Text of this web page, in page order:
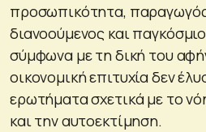
προσωπικότητα,
διανοούμενος και
σύμφωνα με τη δική του
οικονομική επιτυχία δεν
ερωτήματα σχετικά με το
και την αυτοεκτίμηση.